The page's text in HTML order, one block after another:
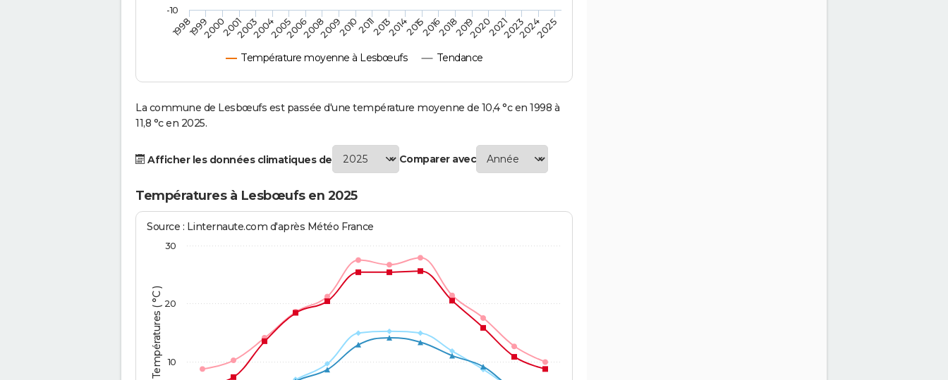
Température moyenne à Lesbœufs Tendance
1998 2014
199920002001200320042005200620082009201020112013 201520162018201920202021202320242025
-10
La commune de Lesbœufs est passée d'une température moyenne de 10,4 °c en 1998 à
11,8 °c en 2025.
Afficher les données climatiques de Comparer avec
Températures à Lesbœufs en 2025
Températures ( °C )
Source : Linternaute.com d'après Météo France
10
20
30